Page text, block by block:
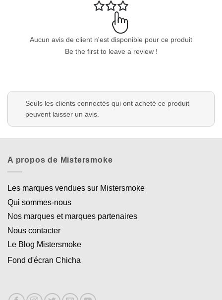
Aucun avis de client n'est disponible pour ce produit
Be the first to leave a review !
Seuls les clients connectés qui ont acheté ce produit
peuvent laisser un avis.
A propos de Mistersmoke
Les marques vendues sur Mistersmoke
Qui sommes-nous
Nos marques et marques partenaires
Nous contacter
Le Blog Mistersmoke
Fond d'écran Chicha